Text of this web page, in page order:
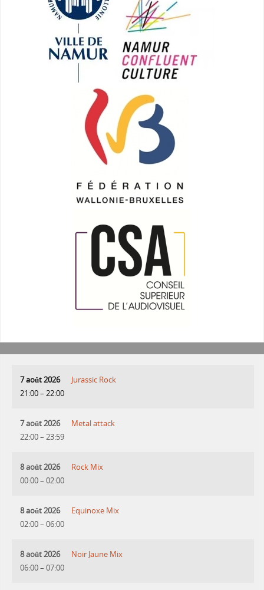
7 août 2026
21:00– 22:00
Jurassic Rock
7 août 2026
22:00– 23:59
Metal attack
8 août 2026
00:00– 02:00
Rock Mix
8 août 2026
02:00– 06:00
Equinoxe Mix
8 août 2026
06:00– 07:00
Noir Jaune Mix